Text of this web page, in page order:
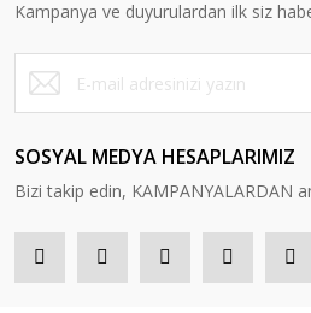
Kampanya ve duyurulardan ilk siz
SOSYAL MEDYA HESAPLARIMIZ
Bizi takip edin, KAMPANYALARDAN